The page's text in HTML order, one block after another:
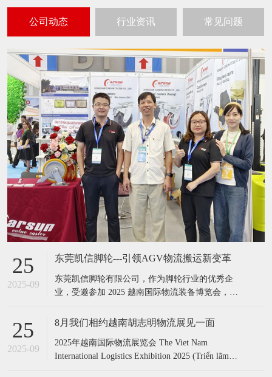
公司动态 行业资讯 常见问题
25
2025-09
东莞凯信脚轮---引领AGV物流搬运新变革
东莞凯信脚轮有限公司，作为脚轮行业的优秀企
业，受邀参加 2025 越南国际物流装备博览会，此
案，为物流搬运领域注入新活力。 凯信脚轮,展
流展,国际展会​凯信脚轮,展会,物流展, 越南展会,
脚轮
25
2025-09
8月我们相约越南胡志明物流展见一面
​2025年越南国际物流展览会 The Viet Nam
International Logistics Exhibition 2025 (Triển lãm